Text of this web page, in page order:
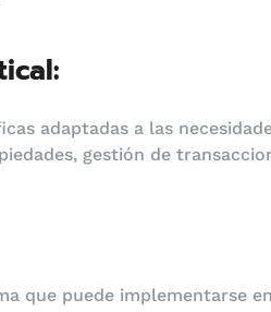
adaptadas a las
gestión de
que puede implementarse